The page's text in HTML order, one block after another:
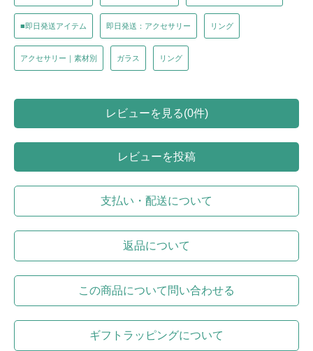
■即日発送アイテム 即日発送：アクセサリー リング
アクセサリー｜素材別 ガラス リング
レビューを見る(0件)
レビューを投稿
支払い・配送について
返品について
この商品について問い合わせる
ギフトラッピングについて